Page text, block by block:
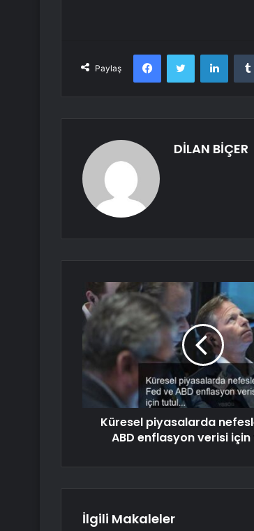
Paylaş
FacebookTwitter
DİLAN BİÇER
Küresel piyasalarda
ABD enflasyon verisi
İlgili Makaleler